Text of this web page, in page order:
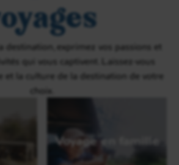
destination, exprimez vos passions et
qui vous captivent. Laissez-vous
et la culture de la destination de votre
choix.
Voyage en famille